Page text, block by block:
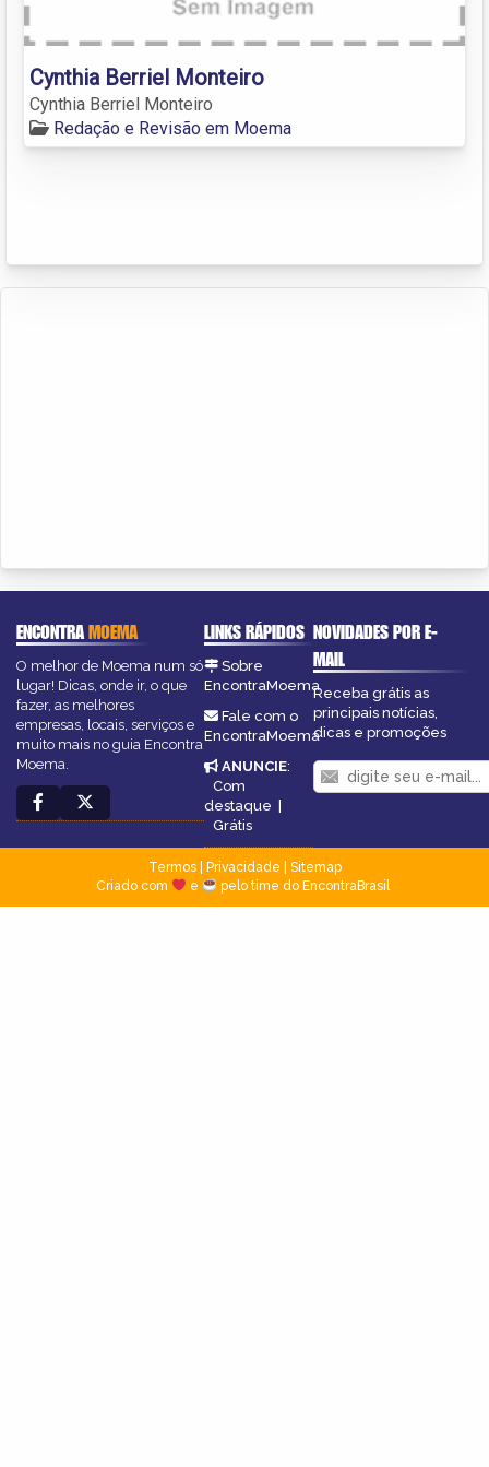
Cynthia Berriel Monteiro
Cynthia Berriel Monteiro
Redação e Revisão em Moema
ENCONTRAMOEMA
O melhor de Moema num só
lugar! Dicas, onde ir, o que
fazer, as melhores
empresas, locais, serviços e
muito mais no guia Encontra
Moema.
LINKS RÁPIDOS
Sobre
EncontraMoema
Fale com o
EncontraMoema
ANUNCIE:
Com
destaque |
Grátis
NOVIDADES POR E-
MAIL
Receba grátis as
principais notícias,
dicas e promoções
Termos| Privacidade
Sitemap
Criado com
e pelo time do EncontraBrasil